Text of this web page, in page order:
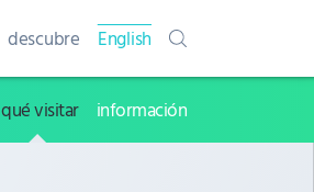
descubre English
qué visitar información